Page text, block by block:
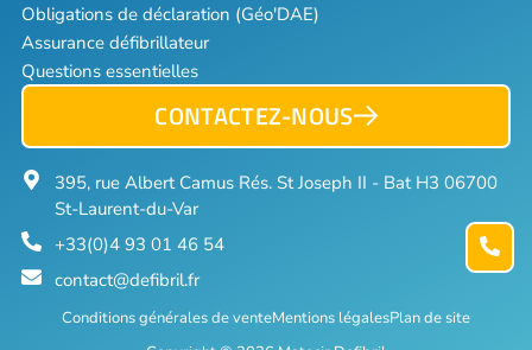
Obligations de déclaration (Géo'DAE)
Assurance défibrillateur
Questions essentielles
CONTACTEZ-NOUS
395, rue Albert Camus Rés. St Joseph II - Bat H3 06700
St-Laurent-du-Var
+33(0)4 93 01 46 54
contact@defibril.fr
Conditions générales de venteMentions légalesPlan de site